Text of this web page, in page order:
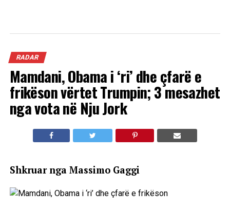
RADAR
Mamdani, Obama i ‘ri’ dhe çfarë e
frikëson vërtet Trumpin; 3 mesazhet
nga vota në Nju Jork
Shkruar nga Massimo Gaggi